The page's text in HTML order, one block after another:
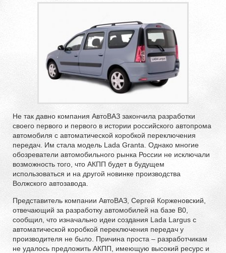
Не так давно компания АвтоВАЗ закончила разработки
своего первого и первого в истории российского автопрома
автомобиля с автоматической коробкой переключения
передач. Им стала модель Lada Granta. Однако многие
обозреватели автомобильного рынка России не исключали
возможность того, что АКПП будет в будущем
использоваться и на другой новинке производства
Волжского автозавода.
Представитель компании АвтоВАЗ, Сергей Корженовский,
отвечающий за разработку автомобилей на базе В0,
сообщил, что изначально идеи создания Lada Largus с
автоматической коробкой переключения передач у
производителя не было. Причина проста – разработчикам
не удалось предложить АКПП, имеющую высокий ресурс и